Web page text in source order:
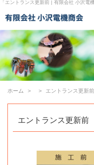
「エントランス更新前 | 有限会社 小沢電
ホーム エントランス更新
エントランス更新前